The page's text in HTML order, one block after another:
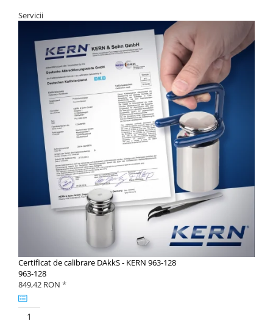
Servicii
Certificat de calibrare DAkkS - KERN 963-128
963-128
849,42 RON *